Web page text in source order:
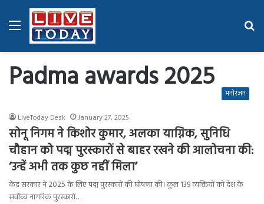
Menu
Padma awards 2025 मनोरंजन
LiveToday Desk January 27, 2025
सोनू निगम ने किशोर कुमार, अलका याग्निक, सुनिधि
चौहान को पद्म पुरस्कारों से बाहर रखने की आलोचना की:
‘उन्हें अभी तक कुछ नहीं मिला’
केंद्र सरकार ने 2025 के लिए पद्म पुरस्कारों की घोषणा की। कुल 139 व्यक्तियों को देश के
सर्वोच्च नागरिक पुरस्कारों…